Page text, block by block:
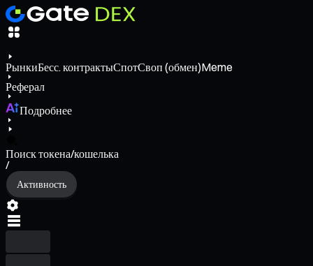
РынкиБесс. контрактыСпотСвоп (обмен)Meme
Реферал
Подробнее
Поиск токена/кошелька
/
Активность